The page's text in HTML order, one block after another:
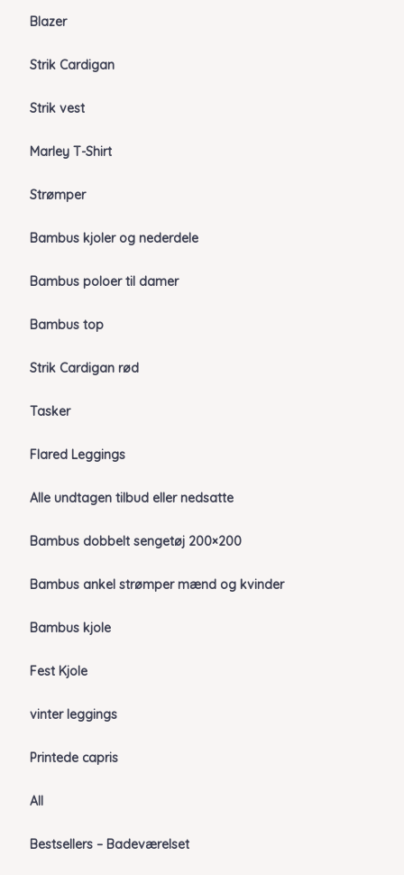
Blazer
Strik Cardigan
Strik vest
Marley T-Shirt
Strømper
Bambus kjoler og nederdele
Bambus poloer til damer
Bambus top
Strik Cardigan rød
Tasker
Flared Leggings
Alle undtagen tilbud eller nedsatte
Bambus dobbelt sengetøj 200×200
Bambus ankel strømper mænd og kvinder
Bambus kjole
Fest Kjole
vinter leggings
Printede capris
All
Bestsellers – Badeværelset